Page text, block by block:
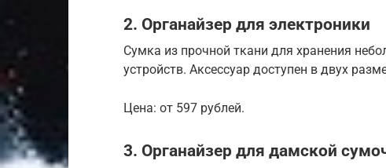
2. Органайзер для электроники
Сумка из прочной ткани для хранения
устройств. Аксессуар доступен в двух
Цена: от 597 рублей.
3. Органайзер для дамской